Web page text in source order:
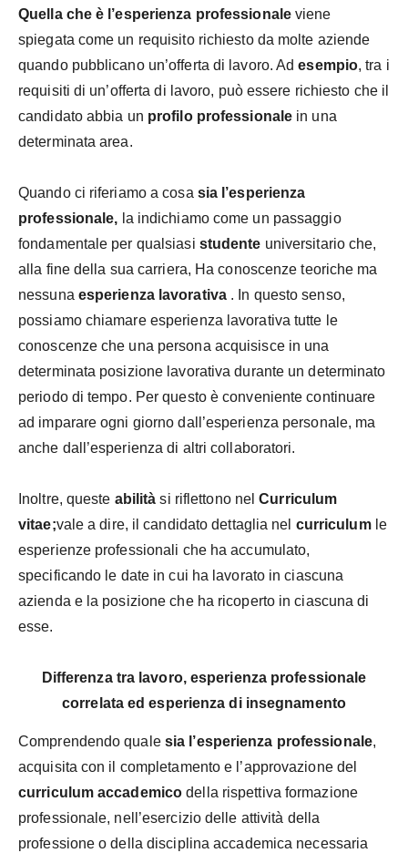
Quella che è l’esperienza professionaleviene
spiegata come un requisito richiesto da molte aziende
quando pubblicano un’offerta di lavoro. Adesempio, tra i
requisiti di un’offerta di lavoro, può essere richiesto che il
candidato abbia un profilo professionale in una
determinata area.
Quando ci riferiamo a cosa sia l’esperienza
professionale, la indichiamo come un passaggio
fondamentale per qualsiasi studente universitario che,
alla fine della sua carriera, Ha conoscenze teoriche ma
nessuna esperienza lavorativa. In questo senso,
possiamo chiamare esperienza lavorativa tutte le
conoscenze che una persona acquisisce in una
determinata posizione lavorativa durante un determinato
periodo di tempo. Per questo è conveniente continuare
ad imparare ogni giorno dall’esperienza personale, ma
anche dall’esperienza di altri collaboratori.
Inoltre, queste abilità si riflettono nelCurriculum
vitae;vale a dire, il candidato dettaglia nel curriculumle
esperienze professionali che ha accumulato,
specificando le date in cui ha lavorato in ciascuna
azienda e la posizione che ha ricoperto in ciascuna di
esse.
Differenza tra lavoro, esperienza professionale
correlata ed esperienza di insegnamento
Comprendendo quale sia l’esperienza professionale,
acquisita con il completamento e l’approvazione del
curriculum accademico della rispettiva formazione
professionale, nell’esercizio delle attività della
professione o della disciplina accademica necessaria